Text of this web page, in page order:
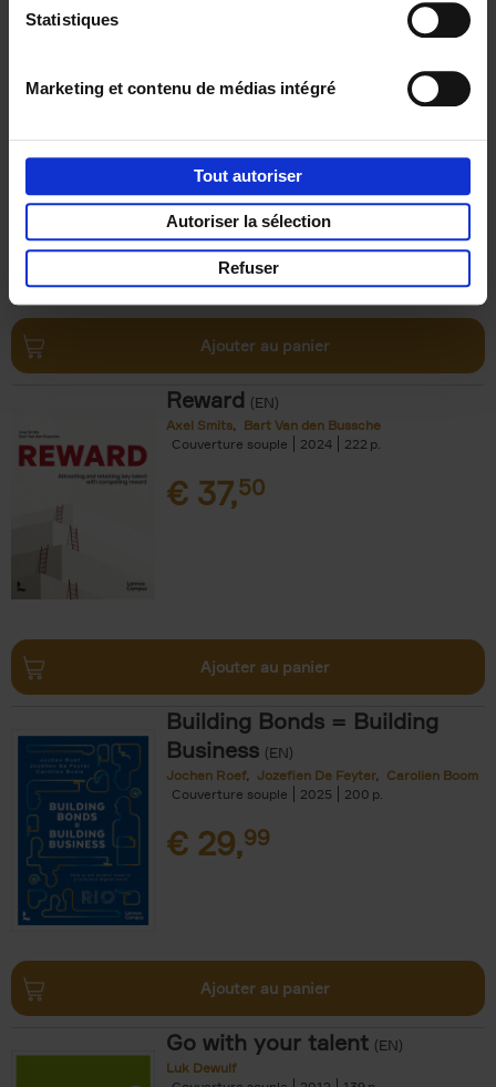
Statistiques
Marketing et contenu de médias intégré
Tout autoriser
Autoriser la sélection
Refuser
Operating With Positive
€34,99
Ajouter au panier
Reward (EN)
Axel Smits
Bart Van den Bussche
Couverture souple
2024 222
€ 37,50
Ajouter au panier
Building Bonds = Building
Business (EN)
Jochen Roef Jozefien De Feyter
Carolien Boom
Couverture souple
2025 200
€ 29,99
Ajouter au panier
Go with your talent (EN)
Luk Dewulf